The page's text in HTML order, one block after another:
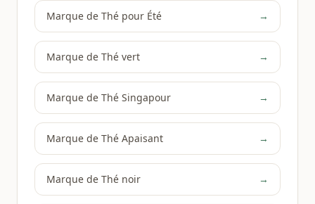
Marque de Thé pour Été →
Marque de Thé vert →
Marque de Thé Singapour →
Marque de Thé Apaisant →
Marque de Thé noir →